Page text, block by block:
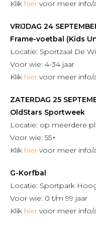
Klik hier voor meer info/
VRIJDAG 24
Frame-voetbal (Kids
Locatie: Sportzaal De
Voor wie: 4-34 jaar
Klik hier voor meer info/
ZATERDAG 25
OldStars Sportweek
Locatie: op meerdere
Voor wie: 55+
Klik hier voor meer info/
G-Korfbal
Locatie: Sportpark
Voor wie: 0 t/m 99 jaar
Klik hier voor meer info/